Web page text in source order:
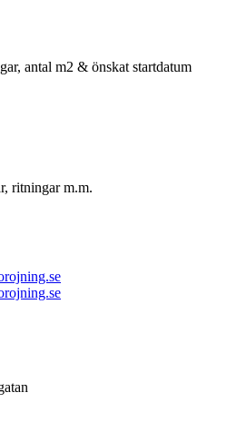
antal m2 & önskat startdatum
ritningar m.m.